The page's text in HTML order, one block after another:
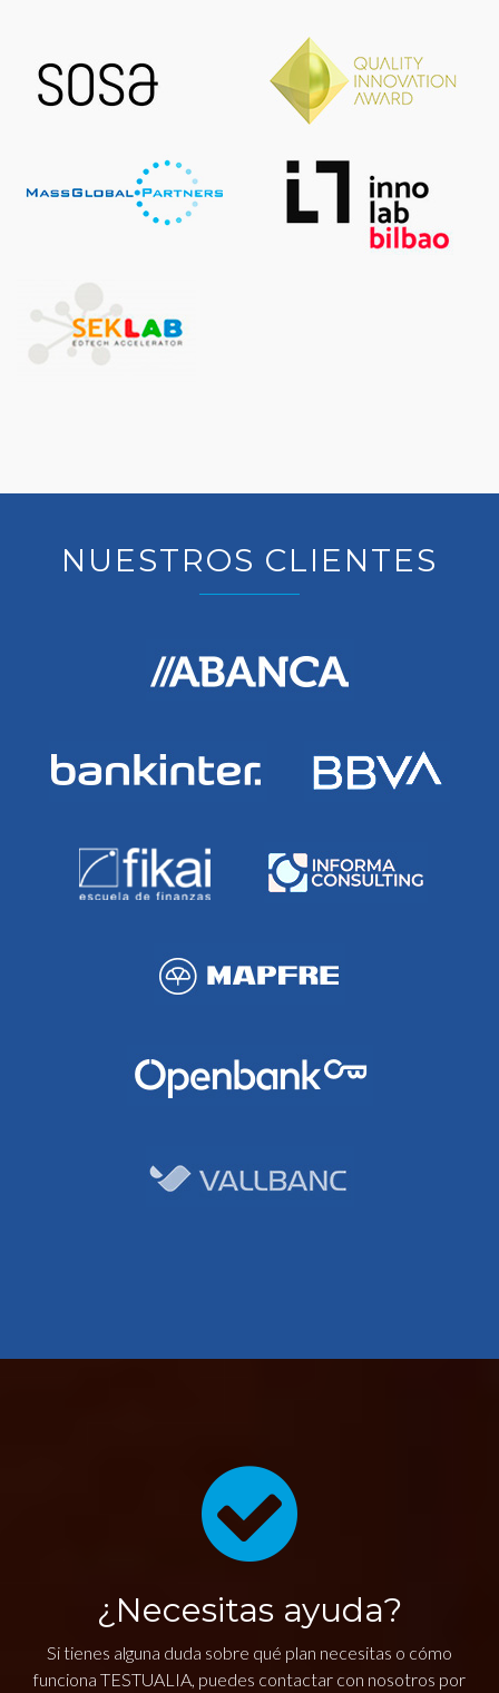
NUESTROS CLIENTES
¿Necesitas ayuda?
Si tienes alguna duda sobre qué plan necesitas o cómo
funciona TESTUALIA, puedes contactar con nosotros por